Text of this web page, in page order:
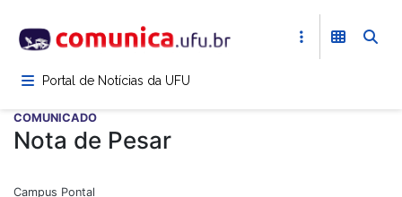
para
conteúdoPortal de Notícias da UFU
COMUNICADO
Nota de Pesar
Campus Pontal